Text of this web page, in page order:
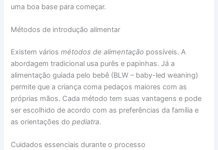
uma boa base para começar.
Métodos de introdução alimentar
Existem váriosmétodos de alimentação possíveis. A
abordagem tradicional usa purês e papinhas. Já a
alimentação guiada pelo bebê (BLW – baby-led weaning)
permite que a criança coma pedaços maiores com as
próprias mãos. Cada método tem suas vantagens e pode
ser escolhido de acordo com as preferências da família e
as orientações dopediatra.
Cuidados essenciais durante o processo